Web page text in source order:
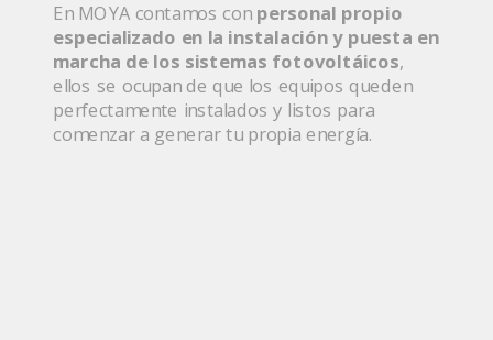
En MOYA contamos con personal propio
especializado en la instalación y puesta en
marcha de los sistemas fotovoltáicos,
ellos se ocupan de que los equipos queden
perfectamente instalados y listos para
comenzar a generar tu propia energía.